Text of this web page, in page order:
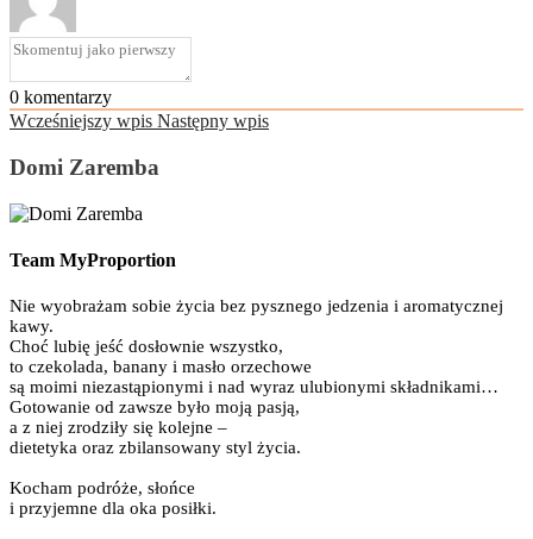
0 komentarzy
Wcześniejszy wpis Następny wpis
Domi Zaremba
Team MyProportion
Nie wyobrażam sobie życia bez pysznego jedzenia i aromatycznej
kawy.
Choć lubię jeść dosłownie wszystko,
to czekolada, banany i masło orzechowe
są moimi niezastąpionymi i nad wyraz ulubionymi składnikami…
Gotowanie od zawsze było moją pasją,
a z niej zrodziły się kolejne –
dietetyka oraz zbilansowany styl życia.
Kocham podróże, słońce
i przyjemne dla oka posiłki.